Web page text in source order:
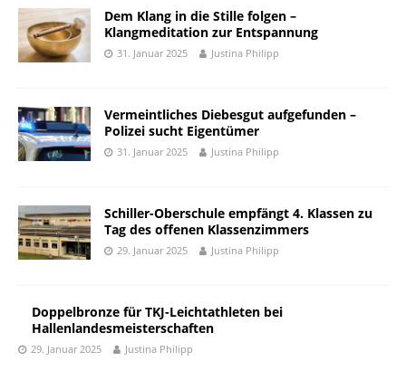
Dem Klang in die Stille folgen –
Klangmeditation zur Entspannung
31. Januar 2025 Justina Philipp
Vermeintliches Diebesgut aufgefunden –
Polizei sucht Eigentümer
31. Januar 2025 Justina Philipp
Schiller-Oberschule empfängt 4. Klassen zu
Tag des offenen Klassenzimmers
29. Januar 2025 Justina Philipp
Doppelbronze für TKJ-Leichtathleten bei
Hallenlandesmeisterschaften
29. Januar 2025 Justina Philipp